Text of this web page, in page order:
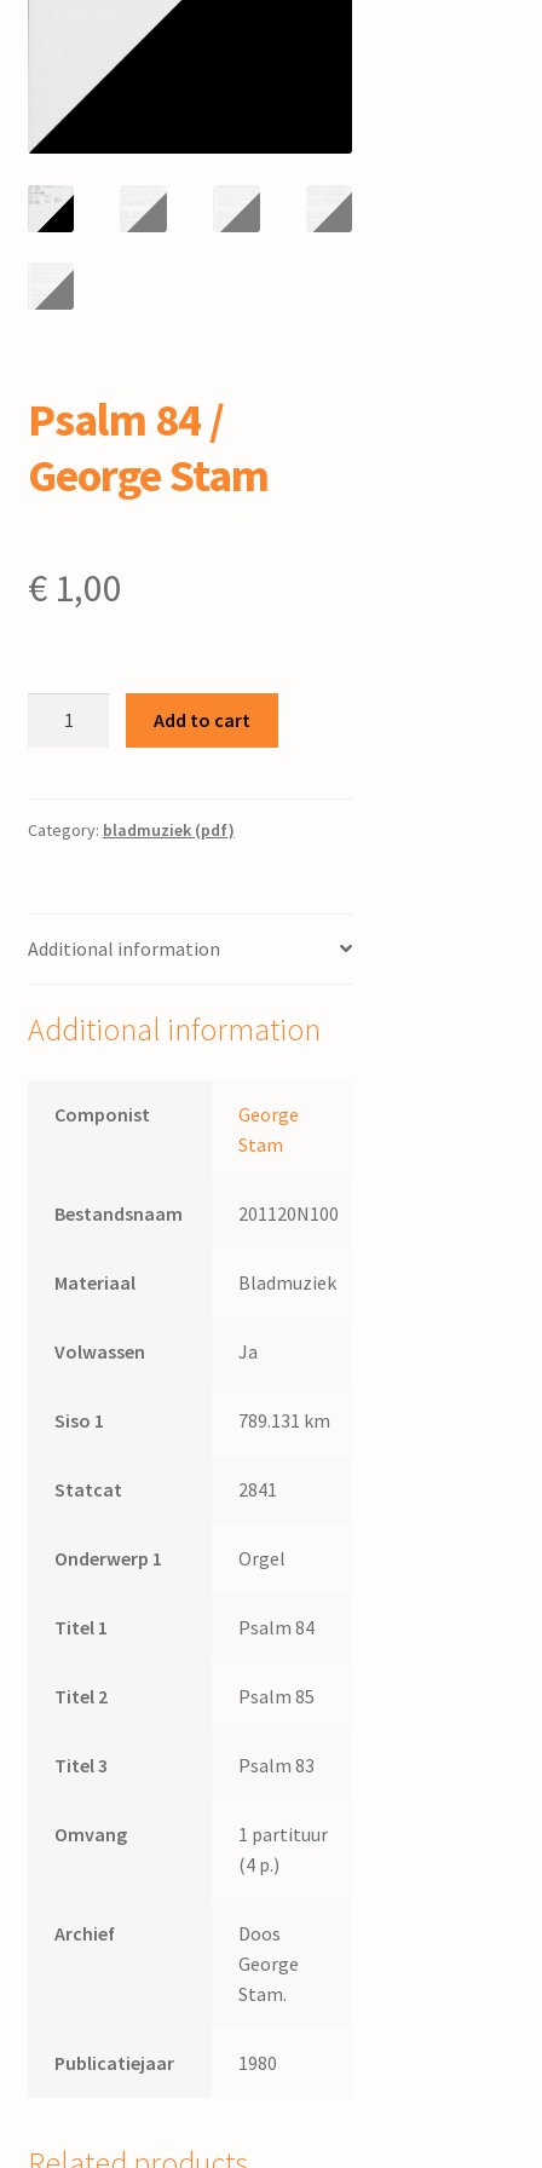
Psalm 84 /
George Stam
€1,00
Stam
Add to cart
Category: bladmuziek (pdf)
Additional information
Additional information
Componist
George
Stam
Bestandsnaam 201120N100
Materiaal Bladmuziek
Volwassen Ja
Siso 1 789.131 km
Statcat 2841
Onderwerp 1 Orgel
Titel 1 Psalm 84
Titel 2 Psalm 85
Titel 3 Psalm 83
Omvang
1 partituur
(4 p.)
Archief
Doos
George
Stam.
Publicatiejaar 1980